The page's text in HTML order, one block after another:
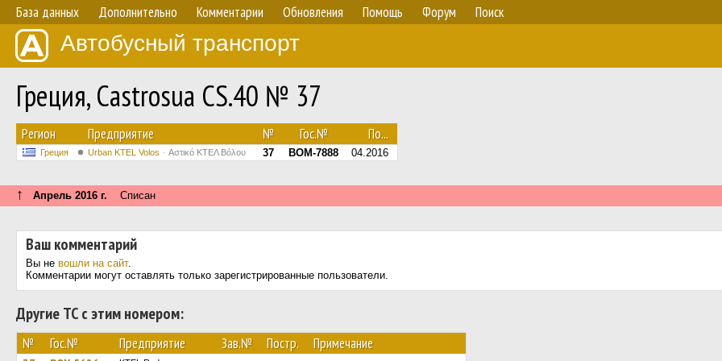
База данных Дополнительно Комментарии Обновления Помощь Форум Поиск
Автобусный транспорт
Греция, Castrosua CS.40 № 37
Регион Предприятие № Гос.№ По...
Греция Urban KTEL Volos Αστικό ΚΤΕΛ Βόλου 37 BOM-7888 04.2016
↑ Апрель 2016 г. Списан
Ваш комментарий
Вы не вошли на сайт.
Комментарии могут оставлять только зарегистрированные пользователи.
Другие ТС с этим номером:
№ Гос.№ Предприятие Зав.№ Постр. Примечание